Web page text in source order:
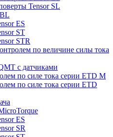
Tensor SL
ES
ST
STR
по величине силы тока
с датчиками
по силе тока серии ETD M
по силе тока серии ETD
ES
SR